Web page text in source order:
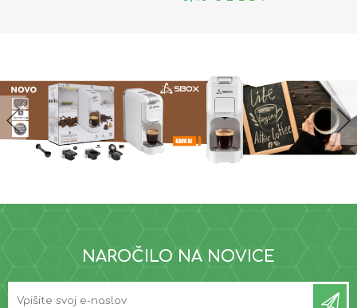
NAROČILO NA NOVICE